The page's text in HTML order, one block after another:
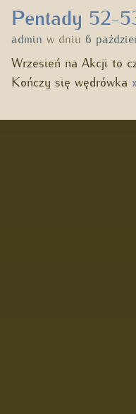
Pentady 52-
admin w dniu 6
Wrzesień na Akcji to
Kończy się wędrówka